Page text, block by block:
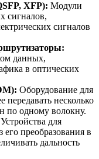
XFP): Модули
сигналов,
сигналов
данных,
в оптических
Оборудование для
несколько
по одному волокну.
Устройства для
его преобразования в
дальность